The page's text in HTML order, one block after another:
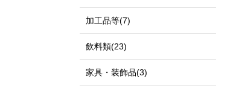
加工品等(7)
飲料類(23)
家具・装飾品(3)